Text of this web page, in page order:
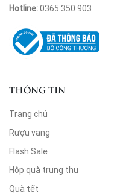
Hotline:0365 350 903
THÔNG TIN
Trang chủ
Rượu vang
Flash Sale
Hộp quà trung thu
Quà tết